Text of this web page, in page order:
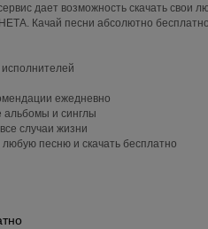
дает возможность скачать свои
Качай песни абсолютно
ежедневно
и синглы
случаи жизни
песню и скачать бесплатно